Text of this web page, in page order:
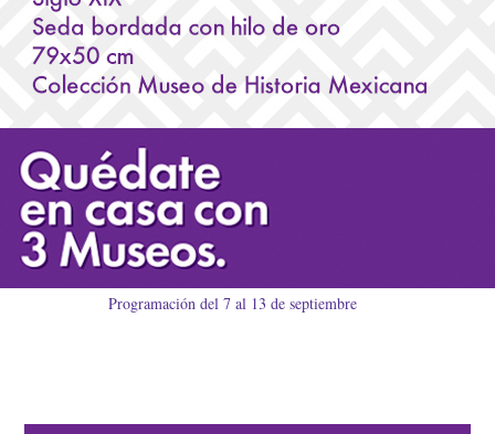
Programación del 7 al 13 de septiembre